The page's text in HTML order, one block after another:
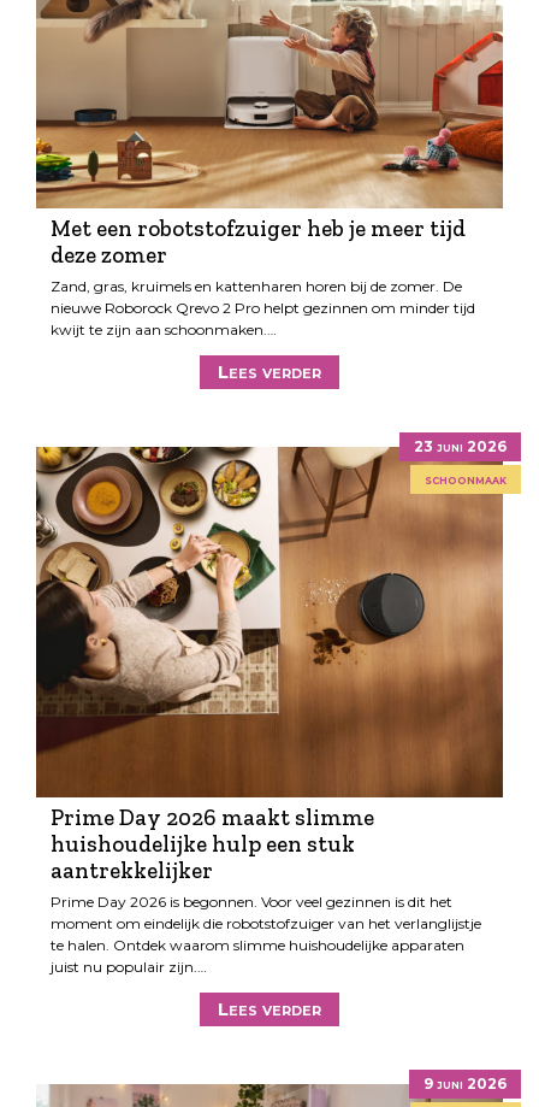
Met een robotstofzuiger heb je meer tijd
deze zomer
Zand, gras, kruimels en kattenharen horen bij de zomer. De
nieuwe Roborock Qrevo 2 Pro helpt gezinnen om minder tijd
kwijt te zijn aan schoonmaken.…
Lees verder
23 juni 2026
schoonmaak
Prime Day 2026 maakt slimme
huishoudelijke hulp een stuk
aantrekkelijker
Prime Day 2026 is begonnen. Voor veel gezinnen is dit het
moment om eindelijk die robotstofzuiger van het verlanglijstje
te halen. Ontdek waarom slimme huishoudelijke apparaten
juist nu populair zijn.…
Lees verder
9 juni 2026